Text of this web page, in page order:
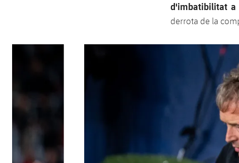
d'imbatibilitat a
derrota de la